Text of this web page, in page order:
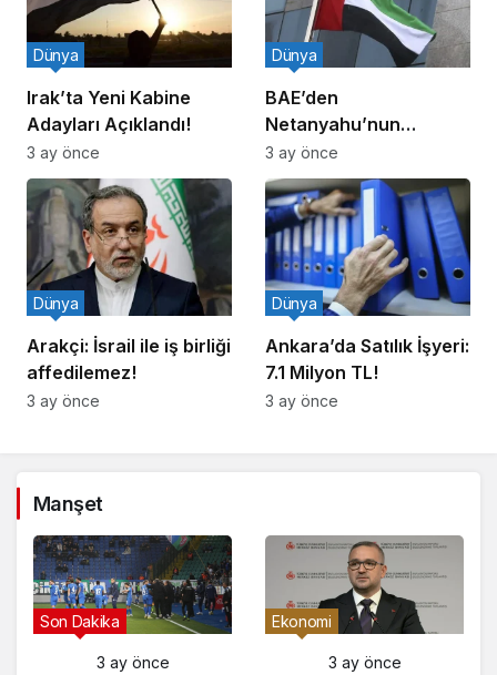
Irak’ta Yeni Kabine
Adayları Açıklandı!
Dünya
3 ay önce
BAE’den
Netanyahu’nun
Ziyareti İddiasına
Yalanlama
Dünya
3 ay önce
Arakçi: İsrail ile iş birliği
affedilemez!
Dünya
3 ay önce
Ankara’da Satılık İşyeri:
7.1 Milyon TL!
Dünya
3 ay önce
Manşet
Gündem
3 ay önce
Son Dakika
3 ay önce